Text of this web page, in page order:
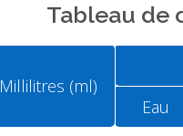
Tableau de
Millilitres (ml)
Eau